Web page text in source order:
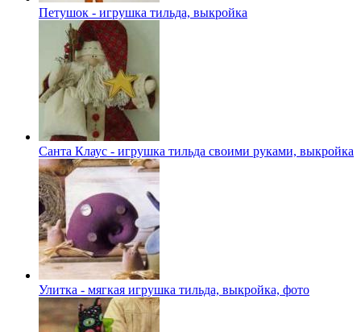
Петушок - игрушка тильда, выкройка
Санта Клаус - игрушка тильда своими руками, выкройка
Улитка - мягкая игрушка тильда, выкройка, фото